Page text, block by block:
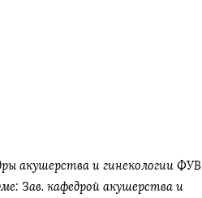
акушерства и гинекологии ФУВ
Зав. кафедрой акушерства и